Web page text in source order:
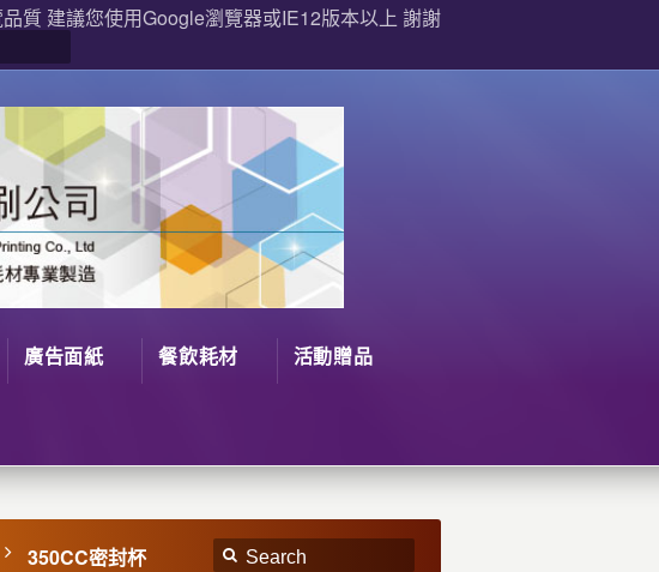
質 建議您使用Google瀏覽器或IE12版本以上 謝謝
廣告面紙 餐飲耗材
活動贈品
350CC密封杯